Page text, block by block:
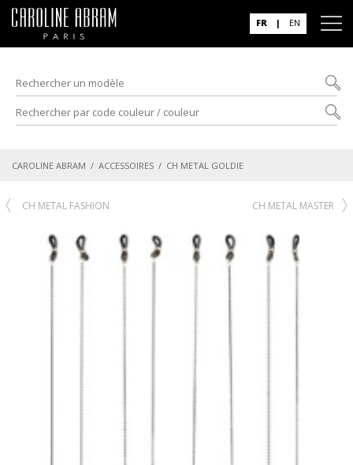
FR | EN
CAROLINE ABRAM / ACCESSOIRES / CH METAL GOLDIE
CH METAL FASHION CH METAL MASTER